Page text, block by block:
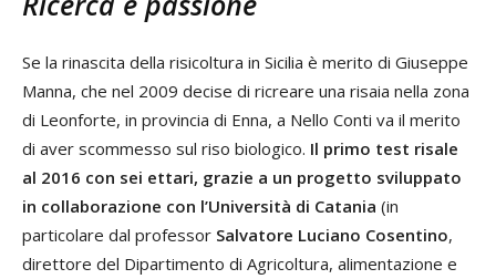
Se la rinascita della risicoltura in Sicilia è merito di Giuseppe
Manna, che nel 2009 decise di ricreare una risaia nella zona
di Leonforte, in provincia di Enna, a Nello Conti va il merito
di aver scommesso sul riso biologico. Il primo test risale
al 2016 con sei ettari, grazie a un progetto sviluppato
in collaborazione con l’Università di Catania (in
particolare dal professor Salvatore Luciano Cosentino,
direttore del Dipartimento di Agricoltura, alimentazione e